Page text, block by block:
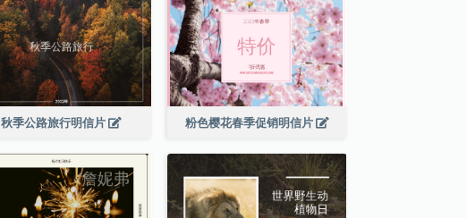
秋季公路旅行明信片 粉色樱花春季促销明信片